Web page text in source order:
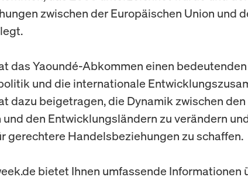
zwischen der Europäischen Union und
das Yaoundé-Abkommen einen
und die internationale
dazu beigetragen, die Dynamik zwischen den
den Entwicklungsländern zu verändern
gerechtere Handelsbeziehungen zu schaffen.
bietet Ihnen umfassende Informationen